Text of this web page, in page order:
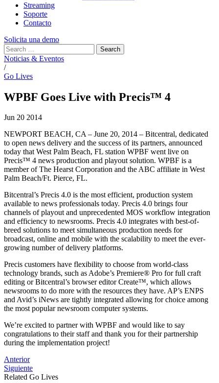
Streaming
Soporte
Contacto
Solicita una demo
Noticias & Eventos
/
Go Lives
WPBF Goes Live with Precis™ 4
Jun 20 2014
NEWPORT BEACH, CA – June 20, 2014 – Bitcentral, dedicated
to open news delivery and the success of its partners, announced
today that West Palm Beach, FL station WPBF went live on
Precis™ 4 news production and playout solution. WPBF is a
member of The Hearst Corporation and the ABC affiliate in West
Palm Beach/Ft. Pierce, FL.
Bitcentral’s Precis 4.0 is the most efficient, production system
available to news professionals today. Precis 4.0 brings four
channels of playout and unprecedented MOS workflow integration
and efficiency to newsrooms. Precis 4.0 integrates with best-of-
breed solutions to meet simultaneous production needs for
broadcast, online and mobile with the scalability to meet the ever-
growing number of delivery platforms.
Precis customers have flexibility to choose from world-class
technology brands, such as Adobe’s Premiere® Pro for full craft
editing or Bitcentral’s browser editor Create™, which allows
newsrooms to do more with the resources they have. AP’s ENPS
and Avid’s iNews are tightly integrated allowing for choice among
the most popular newsroom computer systems.
We’re excited to partner with WPBF and would like to say
congratulations to their staff and thank you for their partnership
during the implementation project!
Post
navigation
Anterior
Siguiente
Related Go Lives